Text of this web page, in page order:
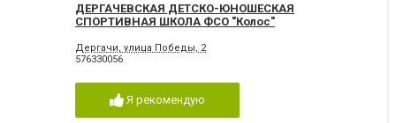
ДЕРГАЧЕВСКАЯ ДЕТСКО-ЮНОШЕСКАЯ
СПОРТИВНАЯ ШКОЛА ФСО "Колос"
Дергачи, улица Победы, 2
576330056
Я рекомендую